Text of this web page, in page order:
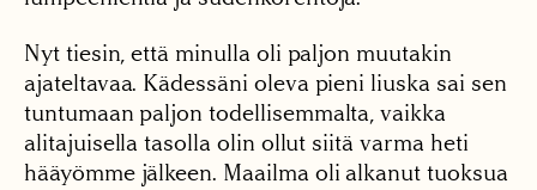
Nyt tiesin, että minulla oli paljon muutakin
ajateltavaa. Kädessäni oleva pieni liuska sai sen
tuntumaan paljon todellisemmalta, vaikka
alitajuisella tasolla olin ollut siitä varma heti
hääyömme jälkeen. Maailma oli alkanut tuoksua